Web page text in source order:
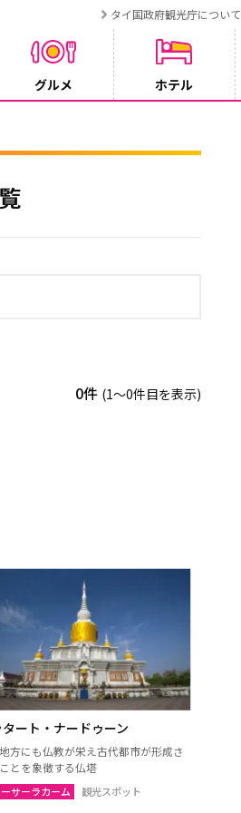
タイ国政府観光庁について
グルメ ホテル
0件 (1〜0件目を表示)
ート・ナードゥーン
方にも仏教が栄え古代都市が形成さ
とを象徴する仏塔
サーラカーム 観光スポット